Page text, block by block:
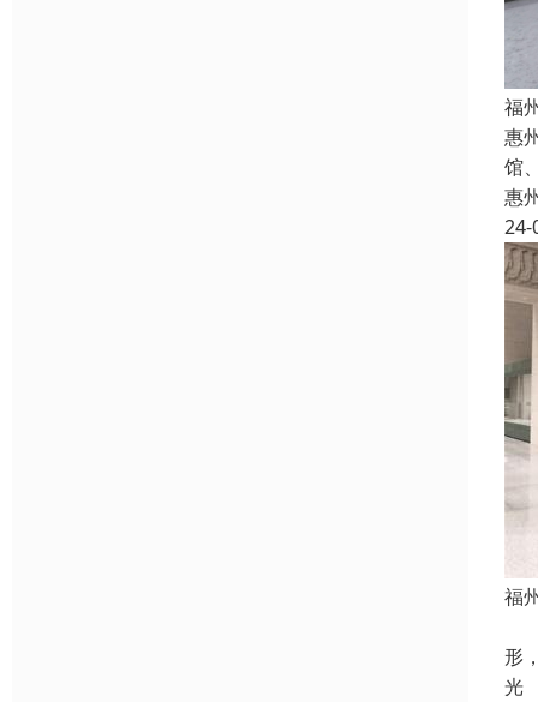
福
惠
馆
惠
24-
福
形
光